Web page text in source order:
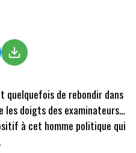
quelquefois de rebondir dans
les doigts des examinateurs…
à cet homme politique qui